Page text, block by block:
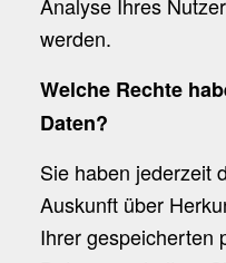
Analyse Ihres
werden.
Welche Rechte
Daten?
Sie haben jederzeit
Auskunft über
Ihrer gespeicherten